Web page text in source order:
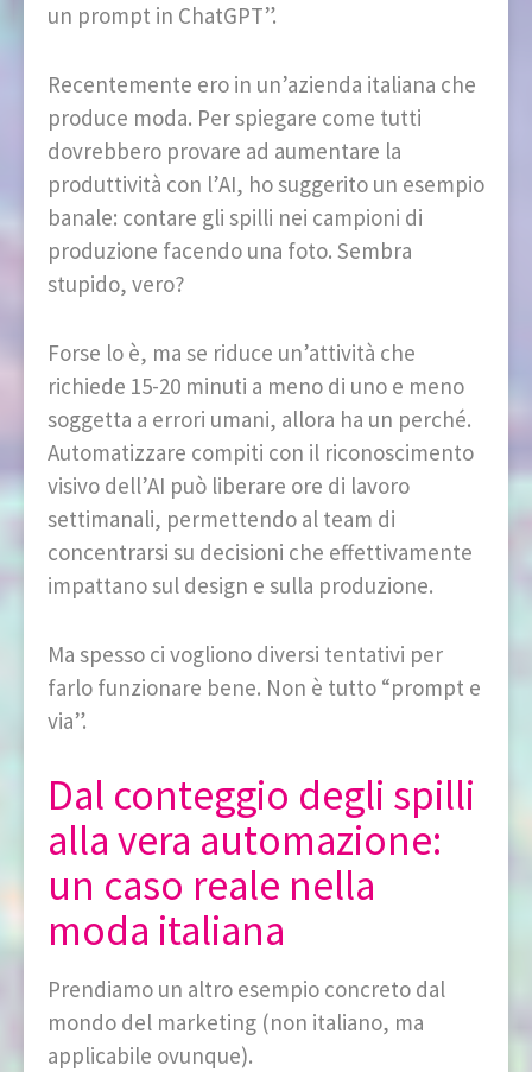
un prompt in ChatGPT”.
Recentemente ero in un’azienda italiana che
produce moda. Per spiegare come tutti
dovrebbero provare ad aumentare la
produttività con l’AI, ho suggerito un esempio
banale: contare gli spilli nei campioni di
produzione facendo una foto. Sembra
stupido, vero?
Forse lo è, ma se riduce un’attività che
richiede 15-20 minuti a meno di uno e meno
soggetta a errori umani, allora ha un perché.
Automatizzare compiti con il riconoscimento
visivo dell’AI può liberare ore di lavoro
settimanali, permettendo al team di
concentrarsi su decisioni che effettivamente
impattano sul design e sulla produzione.
Ma spesso ci vogliono diversi tentativi per
farlo funzionare bene. Non è tutto “prompt e
via”.
Dal conteggio degli spilli
alla vera automazione:
un caso reale nella
moda italiana
Prendiamo un altro esempio concreto dal
mondo del marketing (non italiano, ma
applicabile ovunque).